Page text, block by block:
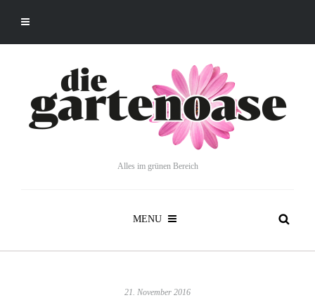
Alles im grünen Bereich
MENU
21. November 2016